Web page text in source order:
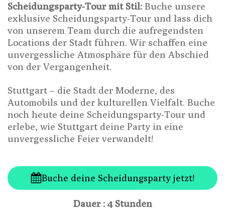
Scheidungsparty-Tour mit Stil: Buche unsere
exklusive Scheidungsparty-Tour und lass dich
von unserem Team durch die aufregendsten
Locations der Stadt führen. Wir schaffen eine
unvergessliche Atmosphäre für den Abschied
von der Vergangenheit.
Stuttgart – die Stadt der Moderne, des
Automobils und der kulturellen Vielfalt. Buche
noch heute deine Scheidungsparty-Tour und
erlebe, wie Stuttgart deine Party in eine
unvergessliche Feier verwandelt!
Buche deine Scheidungsparty jetzt!
Dauer : 4 Stunden